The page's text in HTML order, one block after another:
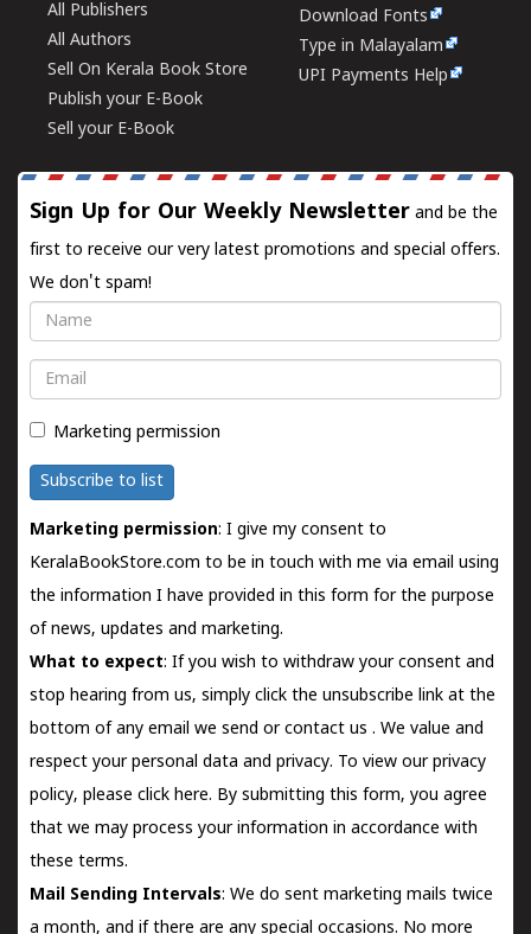
All Publishers
All Authors
Sell On Kerala Book Store
Publish your E-Book
Sell your E-Book
Download Fonts
Type in Malayalam
UPI Payments Help
Sign Up for Our Weekly Newsletter and be the
first to receive our very latest promotions and special offers.
We don't spam!
Name
Email
Marketing permission
Subscribe to list
Marketing permission: I give my consent to
KeralaBookStore.com to be in touch with me via email using
the information I have provided in this form for the purpose
of news, updates and marketing.
What to expect: If you wish to withdraw your consent and
stop hearing from us, simply click the unsubscribe link at the
bottom of any email we send orcontact us . We value and
respect your personal data and privacy. To view our privacy
policy, please click here. By submitting this form, you agree
that we may process your information in accordance with
these terms.
Mail Sending Intervals: We do sent marketing mails twice
a month, and if there are any special occasions. No more